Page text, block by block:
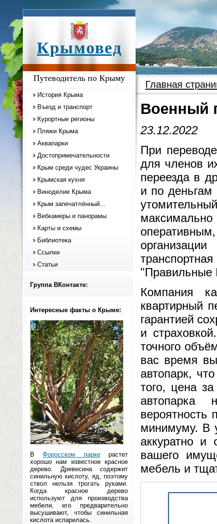
Крымовед
Путеводитель по Крыму
История Крыма
Въезд и транспорт
Курортные регионы
Пляжи Крыма
Аквапарки
Достопримечательности
Крым среди чудес Украины
Крымская кухня
Виноделие Крыма
Крым запечатлённый...
Вебкамеры и панорамы
Карты и схемы
Библиотека
Ссылки
Статьи
Группа ВКонтакте:
Интересные факты о Крыме:
ВФоросском паркерастет
хорошо нам известное красное
дерево. Древесина содержит
синильную кислоту, яд, поэтому
ствол нельзя трогать руками.
Когда красное дерево
используют для производства
мебели, его предварительно
высушивают, чтобы синильная
кислота испарилась.
Главная
Военный
23.12.2022
При
для членов
переезда в
и по
"Правильные
Компания
квартирный
гарантией
и
точного
вас время
автопарк,
того, цена
автопарка
вероятность
минимуму. В
аккуратно и
вашего
мебель и